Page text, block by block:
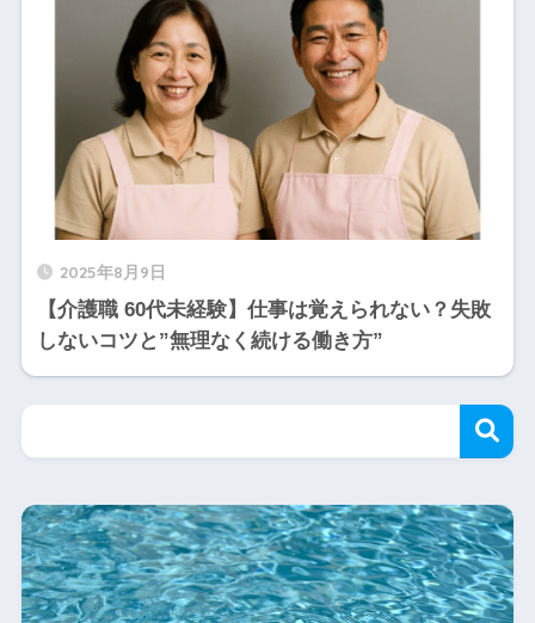
2025年8月9日
【介護職 60代未経験】仕事は覚えられない？失敗
しないコツと”無理なく続ける働き方”